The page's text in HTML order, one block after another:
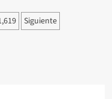
Siguiente